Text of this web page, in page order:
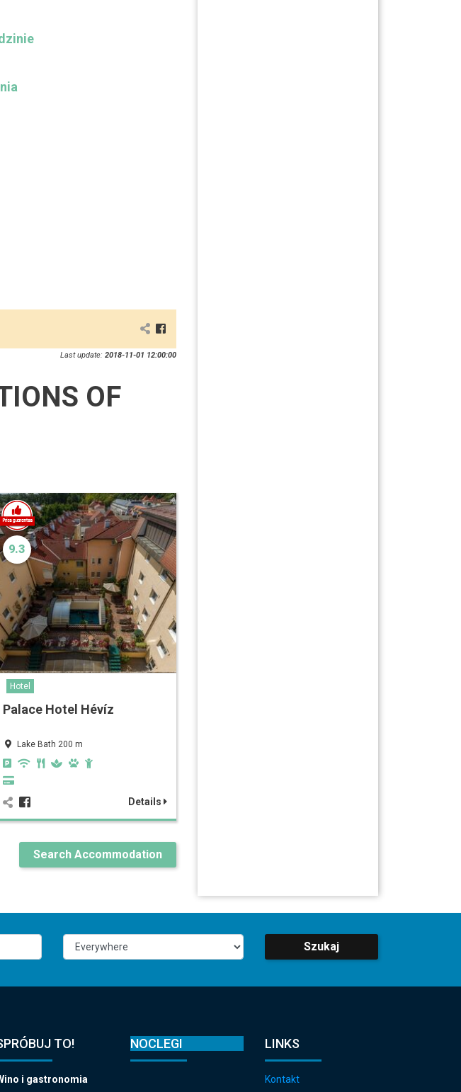
Last update: 2018-11-01 12:00:00
OF
9.3
Hotel
Palace Hotel Hévíz
Lake Bath 200 m
Details
Search Accommodation
Szukaj
TO!
i gastronomia
NOCLEGI LINKS
Kontakt